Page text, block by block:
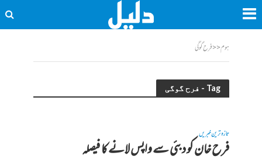
ہوم<<فرح گوگی
Tag - فرح گوگی
تازہ ترین خبریں
فرح خان کو دبئی سے واپس لانے کا فیصلہ